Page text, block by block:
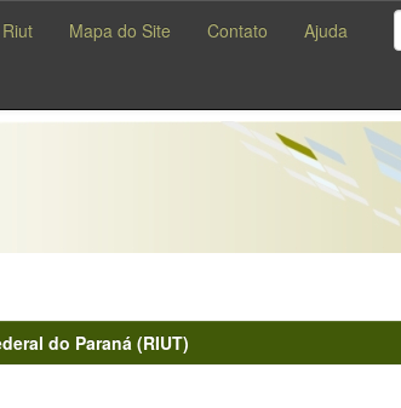
Mapa do Site Contato Ajuda
do Paraná (RIUT)